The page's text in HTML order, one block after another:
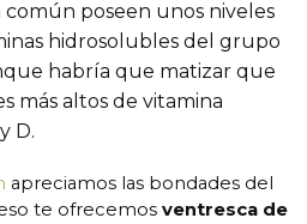
poseen unos niveles
hidrosolubles del grupo
habría que matizar que
más altos de vitamina
D.
apreciamos las bondades del
te ofrecemos ventresca de